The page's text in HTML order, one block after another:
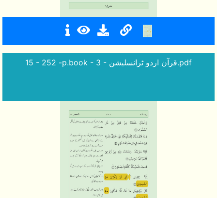
15 - 252 -p.book - 3 - قرآن اردو ٹرانسلیشن.pdf